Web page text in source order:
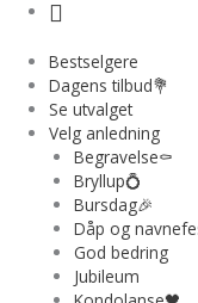
Bestselgere
Dagens tilbud💐
Se utvalget
Velg anledning
Begravelse⚰️
Bryllup💍
Bursdag🎉
Dåp og
God bedring
Jubileum